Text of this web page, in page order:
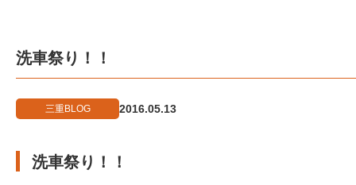
洗車祭り！！
三重BLOG 2016.05.13
洗車祭り！！